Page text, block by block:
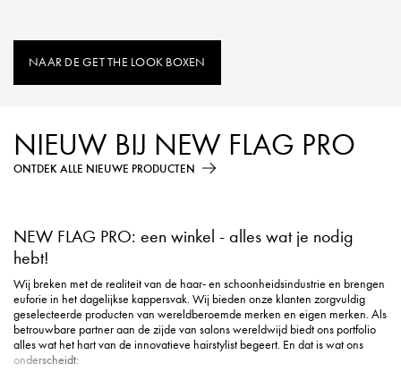
NAAR DE GET THE LOOK BOXEN
NIEUW BIJ NEW FLAG PRO
ONTDEK ALLE NIEUWE PRODUCTEN
NEW FLAG PRO: een winkel - alles wat je nodig
hebt!
Wij breken met de realiteit van de haar- en schoonheidsindustrie en brengen
euforie in het dagelijkse kappersvak. Wij bieden onze klanten zorgvuldig
geselecteerde producten van wereldberoemde merken en eigen merken. Als
betrouwbare partner aan de zijde van salons wereldwijd biedt ons portfolio
alles wat het hart van de innovatieve hairstylist begeert. En dat is wat ons
onderscheidt: